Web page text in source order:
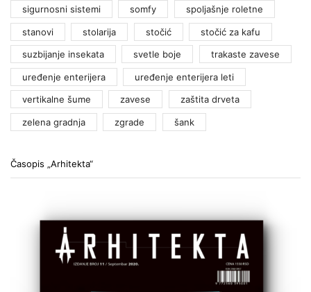
sigurnosni sistemi somfy spoljašnje roletne
stanovi stolarija stočić stočić za kafu
suzbijanje insekata svetle boje trakaste zavese
uređenje enterijera uređenje enterijera leti
vertikalne šume zavese zaštita drveta
zelena gradnja zgrade šank
Časopis „Arhitekta“